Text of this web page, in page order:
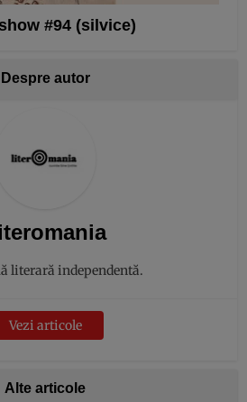
#94 (silvice)
Despre autor
literară independentă.
Vezi articole
Alte articole